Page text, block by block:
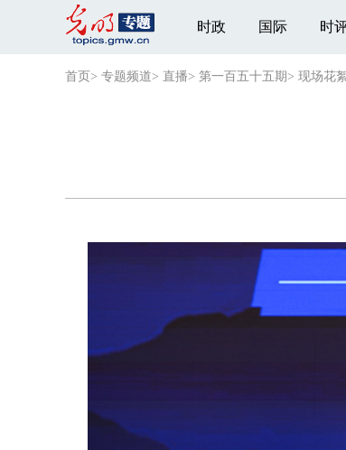
时政 国际 时
首页 > 专题频道> 直播> 第一百五十五期> 现场花